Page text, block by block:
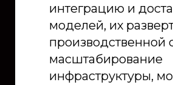
интеграцию и
моделей, их
производственной
масштабирование
инфраструктуры,